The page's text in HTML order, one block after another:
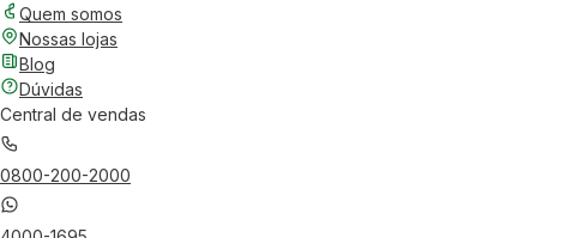
Quem somos
Nossas lojas
Blog
Dúvidas
Central de vendas
0800-200-2000